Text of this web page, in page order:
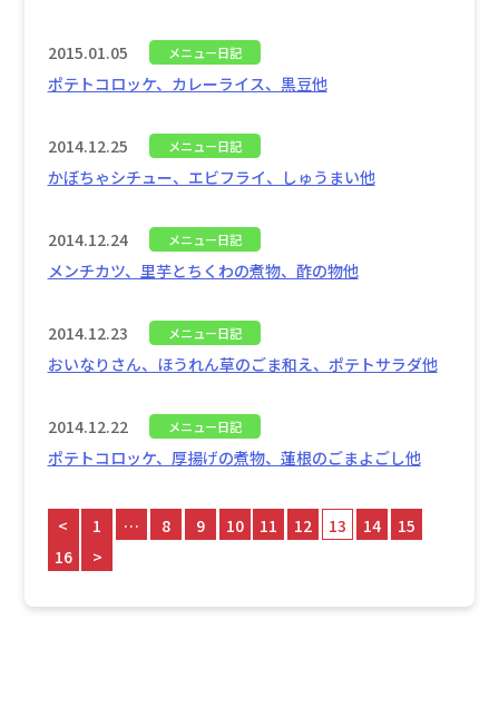
2015.01.05 メニュー日記
ポテトコロッケ、カレーライス、黒豆他
2014.12.25 メニュー日記
かぼちゃシチュー、エビフライ、しゅうまい他
2014.12.24 メニュー日記
メンチカツ、里芋とちくわの煮物、酢の物他
2014.12.23 メニュー日記
おいなりさん、ほうれん草のごま和え、ポテトサラダ他
2014.12.22 メニュー日記
ポテトコロッケ、厚揚げの煮物、蓮根のごまよごし他
< 1 … 8 9 10 11 12 13 14
15
16
>